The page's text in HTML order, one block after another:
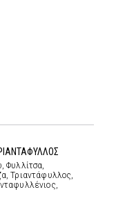
Φυλλίτσα,
Τριαντάφυλλος,